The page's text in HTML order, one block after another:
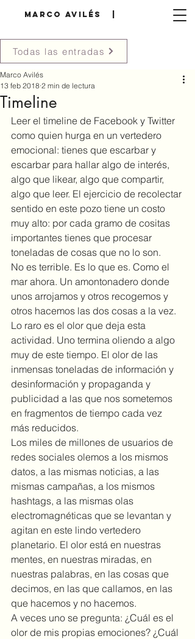
MARCO AVILÉS |
Todas las entradas
Timeline
Marco Avilés
13 feb 2018 2 min de lectura
Leer el timeline de Facebook y Twitter
como quien hurga en un vertedero
emocional: tienes que escarbar y
escarbar para hallar algo de interés,
algo que likear, algo que compartir,
algo que leer. El ejercicio de recolectar
sentido en este pozo tiene un costo
muy alto: por cada gramo de cositas
importantes tienes que procesar
toneladas de cosas que no lo son.
No es terrible. Es lo que es. Como el
mar ahora. Un amontonadero donde
unos arrojamos y otros recogemos y
otros hacemos las dos cosas a la vez.
Lo raro es el olor que deja esta
actividad. Uno termina oliendo a algo
muy de este tiempo. El olor de las
inmensas toneladas de información y
desinformación y propaganda y
publicidad a las que nos sometemos
en fragmentos de tiempo cada vez
más reducidos.
Los miles de millones de usuarios de
redes sociales olemos a los mismos
datos, a las mismas noticias, a las
mismas campañas, a los mismos
hashtags, a las mismas olas
electromagnéticas que se levantan y
agitan en este lindo vertedero
planetario. El olor está en nuestras
mentes, en nuestras miradas, en
nuestras palabras, en las cosas que
decimos, en las que callamos, en las
que hacemos y no hacemos.
A veces uno se pregunta: ¿Cuál es el
olor de mis propias emociones? ¿Cuál